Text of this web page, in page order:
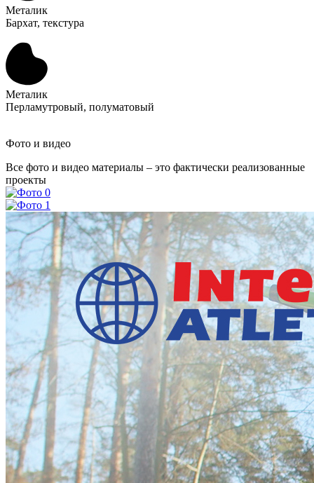
Металик
Бархат, текстура
Металик
Перламутровый, полуматовый
Фото и видео
Все фото и видео материалы – это фактически реализованные
проекты